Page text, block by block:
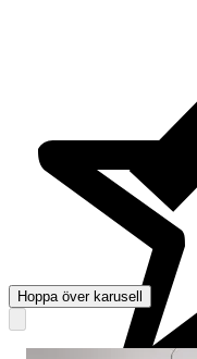
Hoppa över karusell